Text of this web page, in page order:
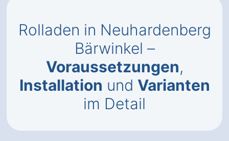
Rolladen in Neuhardenberg
Bärwinkel –
Voraussetzungen,
Installation und Varianten
im Detail